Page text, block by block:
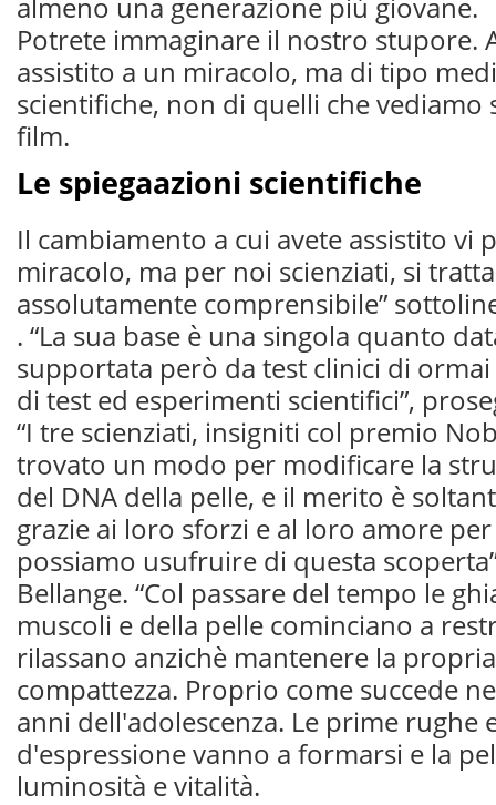
almeno una generazione più giovane.
Potrete immaginare il nostro stupore.
assistito a un miracolo, ma di tipo
scientifiche, non di quelli che vediamo
film.
Le spiegaazioni scientifiche
Il cambiamento a cui avete assistito vi
miracolo, ma per noi scienziati, si
assolutamente comprensibile”
. “La sua base è una singola quanto
supportata però da test clinici di
di test ed esperimenti scientifici”,
“I tre scienziati, insigniti col premio
trovato un modo per modificare la
del DNA della pelle, e il merito è
grazie ai loro sforzi e al loro amore per
possiamo usufruire di questa
Bellange. “Col passare del tempo le
muscoli e della pelle cominciano a
rilassano anzichè mantenere la
compattezza. Proprio come succede
anni dell'adolescenza. Le prime rughe
d'espressione vanno a formarsi e la
luminosità e vitalità.